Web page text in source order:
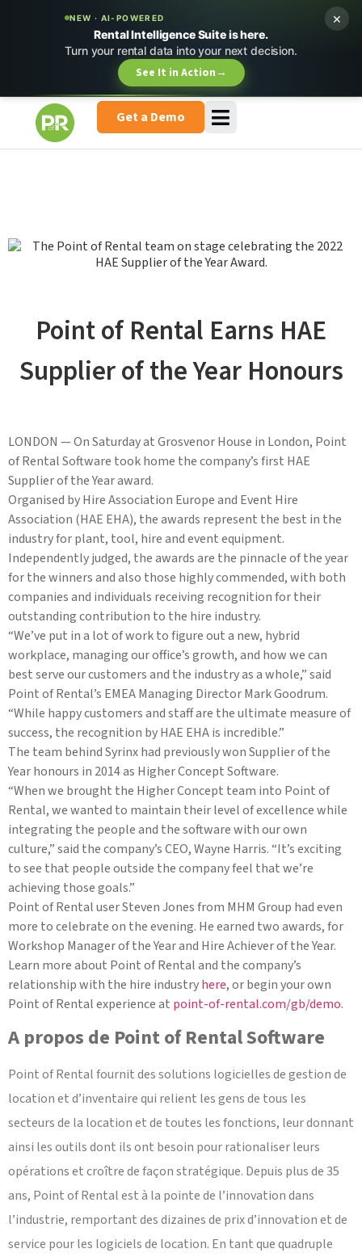
NEW · AI-POWERED
Rental Intelligence Suite is here.
Turn your rental data into your next decision.
See It in Action→
×
Get a Demo
Point of Rental Earns HAE
Supplier of the Year Honours
LONDON — On Saturday at Grosvenor House in London, Point
of Rental Software took home the company’s first HAE
Supplier of the Year award.
Organised by Hire Association Europe and Event Hire
Association (HAE EHA), the awards represent the best in the
industry for plant, tool, hire and event equipment.
Independently judged, the awards are the pinnacle of the year
for the winners and also those highly commended, with both
companies and individuals receiving recognition for their
outstanding contribution to the hire industry.
“We’ve put in a lot of work to figure out a new, hybrid
workplace, managing our office’s growth, and how we can
best serve our customers and the industry as a whole,” said
Point of Rental’s EMEA Managing Director Mark Goodrum.
“While happy customers and staff are the ultimate measure of
success, the recognition by HAE EHA is incredible.”
The team behind Syrinx had previously won Supplier of the
Year honours in 2014 as Higher Concept Software.
“When we brought the Higher Concept team into Point of
Rental, we wanted to maintain their level of excellence while
integrating the people and the software with our own
culture,” said the company’s CEO, Wayne Harris. “It’s exciting
to see that people outside the company feel that we’re
achieving those goals.”
Point of Rental user Steven Jones from MHM Group had even
more to celebrate on the evening. He earned two awards, for
Workshop Manager of the Year and Hire Achiever of the Year.
Learn more about Point of Rental and the company’s
relationship with the hire industryhere, or begin your own
Point of Rental experience at point-of-rental.com/gb/demo.
A propos de Point of Rental Software
Point of Rental fournit des solutions logicielles de gestion de
location et d’inventaire qui relient les gens de tous les
secteurs de la location et de toutes les fonctions, leur donnant
ainsi les outils dont ils ont besoin pour rationaliser leurs
opérations et croître de façon stratégique. Depuis plus de 35
ans, Point of Rental est à la pointe de l’innovation dans
l’industrie, remportant des dizaines de prix d’innovation et de
service pour les logiciels de location. En tant que quadruple